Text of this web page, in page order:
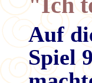
"Ich
Auf
Spiel